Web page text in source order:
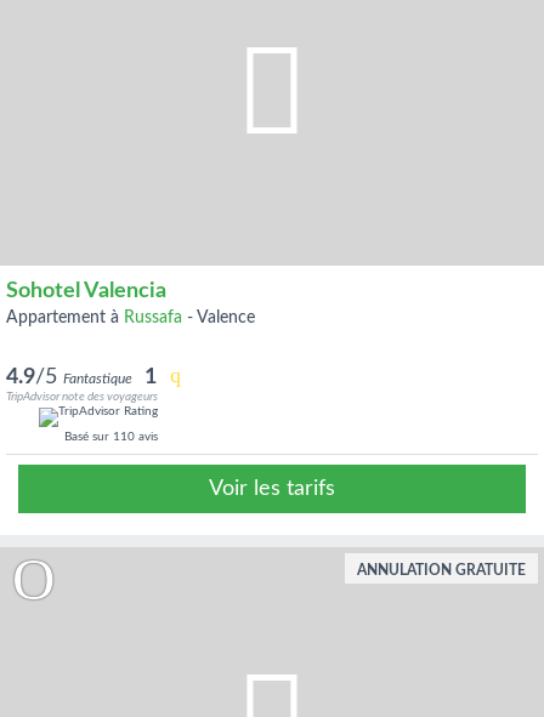
Sohotel Valencia
appartement à Russafa - Valence
4.9/5 Fantastique 1
TripAdvisor note des voyageurs
Basé sur 110 avis
Voir les tarifs
ANNULATION GRATUITE